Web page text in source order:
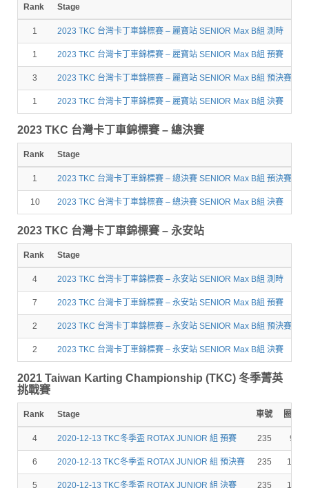
Rank Stage
1 2023 TKC 台灣卡丁車錦標賽 – 麗寶站 SENIOR Max B組 測時
1 2023 TKC 台灣卡丁車錦標賽 – 麗寶站 SENIOR Max B組 預賽
3 2023 TKC 台灣卡丁車錦標賽 – 麗寶站 SENIOR Max B組 預決賽
1 2023 TKC 台灣卡丁車錦標賽 – 麗寶站 SENIOR Max B組 決賽
2023 TKC 台灣卡丁車錦標賽 – 總決賽
Rank Stage
1 2023 TKC 台灣卡丁車錦標賽 – 總決賽 SENIOR Max B組 預決賽
10 2023 TKC 台灣卡丁車錦標賽 – 總決賽 SENIOR Max B組 決賽
2023 TKC 台灣卡丁車錦標賽 – 永安站
Rank Stage
4 2023 TKC 台灣卡丁車錦標賽 – 永安站 SENIOR Max B組 測時
7 2023 TKC 台灣卡丁車錦標賽 – 永安站 SENIOR Max B組 預賽
2 2023 TKC 台灣卡丁車錦標賽 – 永安站 SENIOR Max B組 預決賽
2 2023 TKC 台灣卡丁車錦標賽 – 永安站 SENIOR Max B組 決賽
2021 Taiwan Karting Championship (TKC) 冬季菁英
挑戰賽
Rank Stage 車號 圈數
4 2020-12-13 TKC冬季盃 ROTAX JUNIOR 組 預賽 235 9
6 2020-12-13 TKC冬季盃 ROTAX JUNIOR 組 預決賽 235 12
5 2020-12-13 TKC冬季盃 ROTAX JUNIOR 組 決賽 235 15